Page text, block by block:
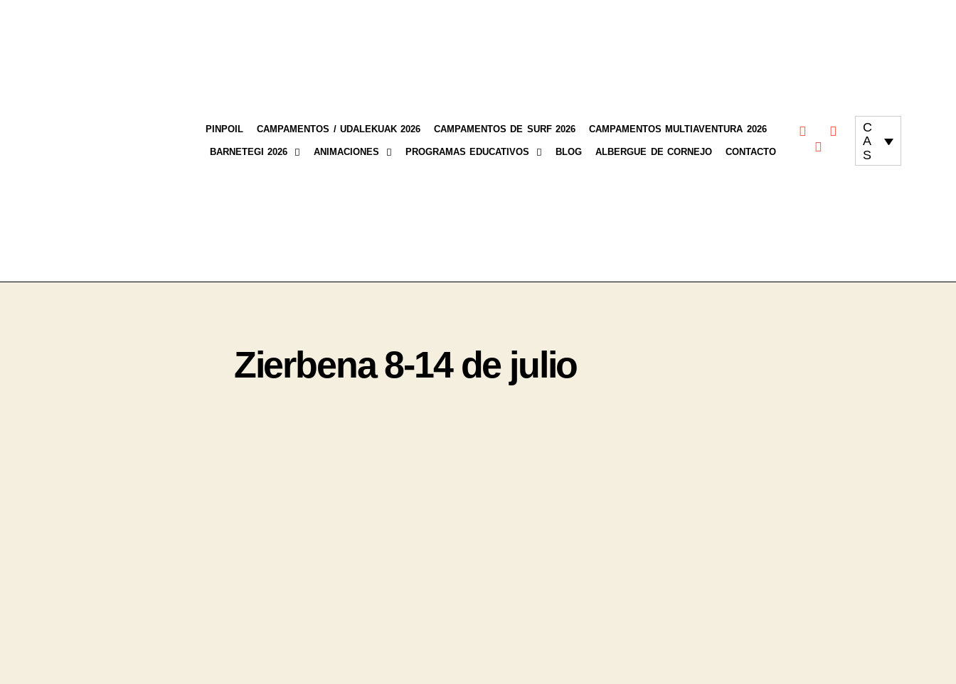
PINPOIL CAMPAMENTOS / UDALEKUAK 2026 CAMPAMENTOS DE SURF 2026 CAMPAMENTOS MULTIAVENTURA 2026
BARNETEGI 2026 ANIMACIONES PROGRAMAS EDUCATIVOS BLOG ALBERGUE DE CORNEJO CONTACTO
C
A
S
Zierbena 8-14 de julio